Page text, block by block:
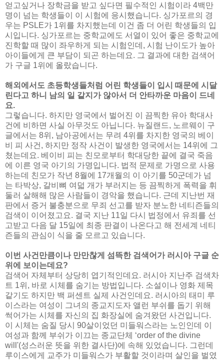
얻고싶거나 장학금을 받고 싶다면 필수적인 시험이라 4백만
명이 넘는 학생들이 이 시험에 응시했습니다. 싱가포르의 경
우는 PSLE가 1위를 차지했는데 이건 좀 더 어린 학생들의 입
시입니다. 싱가포르는 중학교에도 서열이 있어 좋은 중학교에
진학할 때 많이 좌우하게 되는 시험인데, 시험 난이도가 높아
아이들에게 큰 부담이 되곤 하는데요. 그 결과에 대한 검색어
가 구글 1위에 올랐습니다.
해외에서도 초등학생들처럼 어린 학생들이 입시 때문에 시달
린다고 하니 남의 일 같지가 않아서 더 안타까운 마음이 드네
요.
그렇습니다. 하지만 영국에서 벌어진 이 끔찍한 유아 학대사
건에 비하면 사실 아무것도 아닙니다. 뉴질랜드, 노르웨이 구
글에서는 8위, 남아공에서는 무려 4위를 차지한 영국의 베이
비 피 사건, 하지만 정작 사건이 발생한 영국에서는 14위에 그
쳤는데요. 베이비 피는 친모로부터 학대당한 끝에 결국 죽음
에 이른 영국 아기의 가명입니다. 법적 문제로 가명으로 사용
하는데 친모가 작년 8월에 17개월의 이 아기를 50군데가 넘
는 타박상, 갈비뼈 여덟 개가 부러지는 등 끔찍하게 폭력을 휘
둘러 살해해 많은 사람들이 경악을 했습니다. 근데 지난번 재
판에서 증거 불충분으로 무죄 선고를 받자 분노한 네티즌들의
검색이 이어졌고요. 결국 지난 11일 다시 법정에서 유죄를 선
고받고 다음 달 15일에 최종 판결이 나온다고 해 전세계 네티
즌들의 관심이 식을 줄 모르고 있습니다.
이번 사건만큼이나 만만찮게 섬뜩한 검색어가 러시아 구글 순
위에 보이는데요?
검색어 자체부터 상당히 엽기적인데요. 러시아 지난주 검색차
트 1위, 바로 시체를 숨기는 방법입니다. 소설이나 영화 제목
같기도 하지만 백 퍼센트 실제 사건인데요. 러시아의 태미 루
이스라는 여성이 그녀의 종교지도자 앨런 부쉬를 돕기 위해
썩어가는 시체를 자신의 집 화장실에 숨겨왔던 사건입니다.
이 시체는 숨질 당시 90살이었던 미들워스라는 노인인데 이
여성과 함께 부쉬가 이끄는 종교단체 ‘order of the divine
will'(성스러운 뜻을 위한 결사단)에 속해 있었습니다. 그런데
루이스에게 교주가 미들워스가 부활할 것이라며 살인을 벌였